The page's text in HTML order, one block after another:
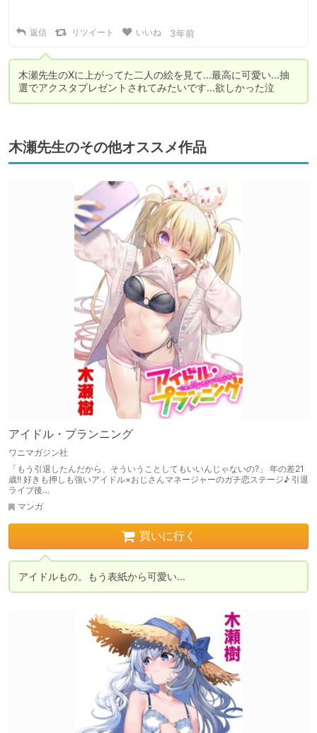
返信 リツイート いいね 3年前
木瀬先生のXに上がってた二人の絵を見て…最高に可愛い…抽
選でアクスタプレゼントされてみたいです…欲しかった泣
木瀬先生のその他オススメ作品
アイドル・プランニング
ワニマガジン社
「もう引退したんだから、そういうことしてもいいんじゃないの?」 年の差21
歳!! 好きも押しも強いアイドル×おじさんマネージャーのガチ恋ステージ♪ 引退
ライブ後…
マンガ
買いに行く
アイドルもの。もう表紙から可愛い…